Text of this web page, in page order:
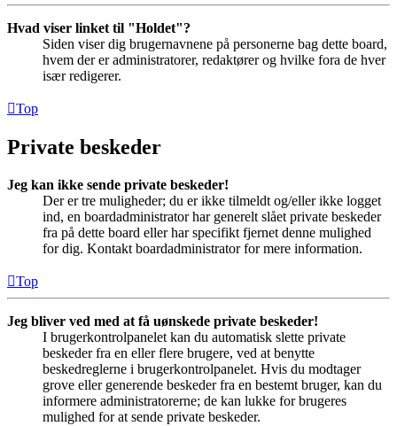
Hvad viser linket til "Holdet"?
Siden viser dig brugernavnene på personerne bag dette board,
hvem der er administratorer, redaktører og hvilke fora de hver
især redigerer.
Top
Private beskeder
Jeg kan ikke sende private beskeder!
Der er tre muligheder; du er ikke tilmeldt og/eller ikke logget
ind, en boardadministrator har generelt slået private beskeder
fra på dette board eller har specifikt fjernet denne mulighed
for dig. Kontakt boardadministrator for mere information.
Top
Jeg bliver ved med at få uønskede private beskeder!
I brugerkontrolpanelet kan du automatisk slette private
beskeder fra en eller flere brugere, ved at benytte
beskedreglerne i brugerkontrolpanelet. Hvis du modtager
grove eller generende beskeder fra en bestemt bruger, kan du
informere administratorerne; de kan lukke for brugeres
mulighed for at sende private beskeder.